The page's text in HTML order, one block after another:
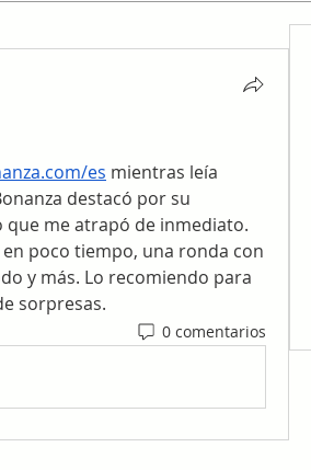
es mientras leía
destacó por su
me atrapó de inmediato.
poco tiempo, una ronda con
y más. Lo recomiendo para
sorpresas.
0 comentarios